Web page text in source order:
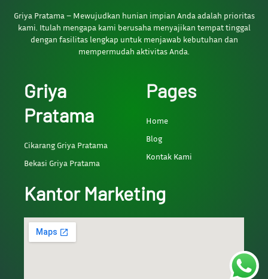
Griya Pratama – Mewujudkan hunian impian Anda adalah prioritas
kami. Itulah mengapa kami berusaha menyajikan tempat tinggal
dengan fasilitas lengkap untuk menjawab kebutuhan dan
mempermudah aktivitas Anda.
Griya
Pratama
Cikarang Griya Pratama
Bekasi Griya Pratama
Pages
Home
Blog
Kontak Kami
Kantor Marketing